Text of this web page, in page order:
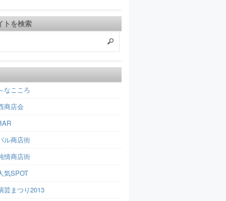
トを検索
なこころ
商店会
ル商店街
情商店街
気SPOT
芸まつり2013